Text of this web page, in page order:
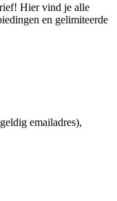
Hier vind je alle
en gelimiteerde
emailadres),